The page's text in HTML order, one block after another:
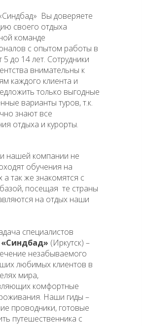
Вы доверяете
своего отдыха
команде
с опытом работы в
5 до 14 лет. Сотрудники
внимательны к
каждого клиента и
только выгодные
варианты туров, т.к.
знают все
отдыха и курорты.
нашей компании не
обучения на
а так же знакомятся с
посещая те страны
на отдых наши
специалистов
«Синдбад» (Иркутск) –
незабываемого
любимых клиентов в
мира,
комфортные
Наши гиды –
проводники, готовые
путешественника с